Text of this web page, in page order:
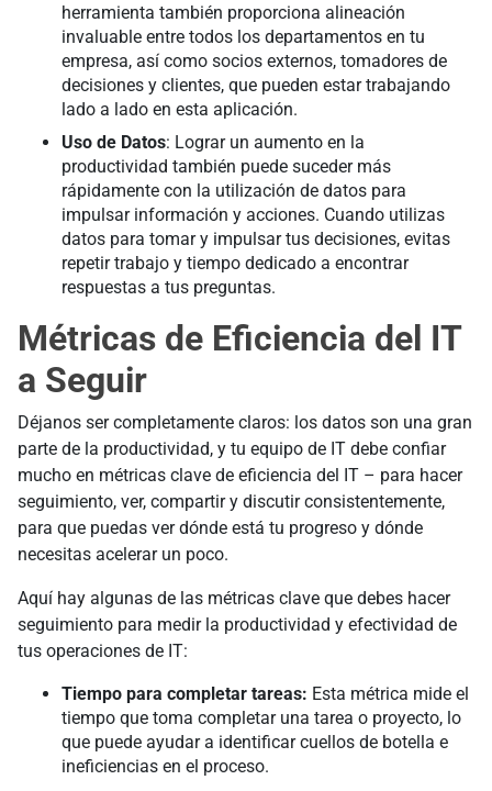
herramienta también proporciona alineación
invaluable entre todos los departamentos en tu
empresa, así como socios externos, tomadores de
decisiones y clientes, que pueden estar trabajando
lado a lado en esta aplicación.
Uso de Datos: Lograr un aumento en la
productividad también puede suceder más
rápidamente con la utilización de datos para
impulsar información y acciones. Cuando utilizas
datos para tomar y impulsar tus decisiones, evitas
repetir trabajo y tiempo dedicado a encontrar
respuestas a tus preguntas.
Métricas de Eficiencia del IT
a Seguir
Déjanos ser completamente claros: los datos son una gran
parte de la productividad, y tu equipo de IT debe confiar
mucho en métricas clave de eficiencia del IT – para hacer
seguimiento, ver, compartir y discutir consistentemente,
para que puedas ver dónde está tu progreso y dónde
necesitas acelerar un poco.
Aquí hay algunas de las métricas clave que debes hacer
seguimiento para medir la productividad y efectividad de
tus operaciones de IT:
Tiempo para completar tareas: Esta métrica mide el
tiempo que toma completar una tarea o proyecto, lo
que puede ayudar a identificar cuellos de botella e
ineficiencias en el proceso.